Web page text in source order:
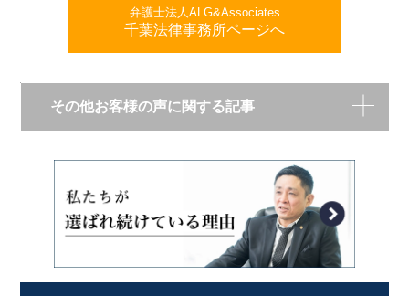
弁護士法人ALG&Associates
千葉法律事務所ページへ
その他お客様の声に関する記事